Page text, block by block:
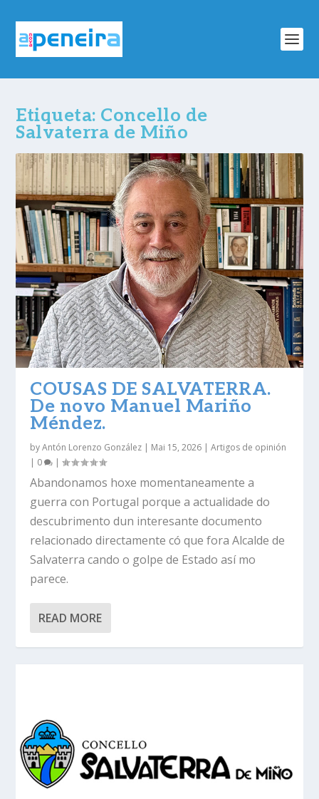
Etiqueta: Concello de
Salvaterra de Miño
COUSAS DE SALVATERRA.
De novo Manuel Mariño
Méndez.
byAntón Lorenzo González | Mai 15, 2026 |Artigos de opinión
| 0 |
Abandonamos hoxe momentaneamente a
guerra con Portugal porque a actualidade do
descubrimento dun interesante documento
relacionado directamente có que fora Alcalde de
Salvaterra cando o golpe de Estado así mo
parece.
READ MORE